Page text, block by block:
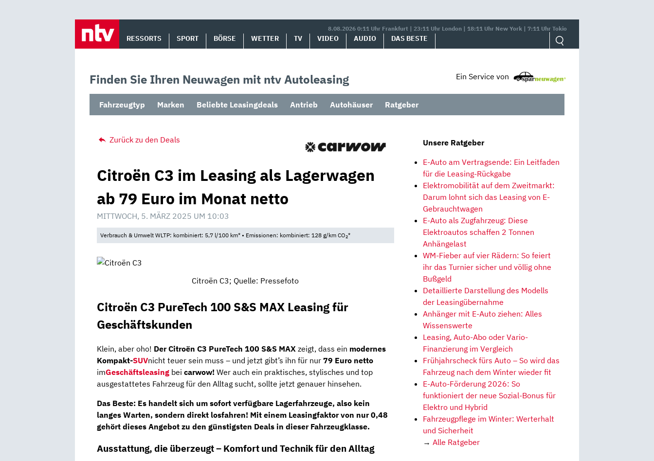
8.08.2026 0:11 Uhr Frankfurt | 23:11 Uhr London | 18:11 Uhr New York | 7:11 Uhr Tokio
RESSORTS SPORT BÖRSE WETTER TV VIDEO AUDIO DAS BESTE
Finden Sie Ihren Neuwagen mit ntv Autoleasing Ein Service von
Fahrzeugtyp Marken Beliebte Leasingdeals Antrieb Autohäuser Ratgeber
Zurück zu den Deals
Citroën C3 im Leasing als Lagerwagen
ab 79 Euro im Monat netto
MITTWOCH, 5. MÄRZ 2025 UM 10:03
Verbrauch & Umwelt WLTP: kombiniert: 5,7 l/100 km* • Emissionen: kombiniert: 128 g/km CO2*
Citroën C3; Quelle: Pressefoto
Citroën C3 PureTech 100 S&S MAX Leasing für
Geschäftskunden
Klein, aber oho! Der Citroën C3 PureTech 100 S&S MAX zeigt, dass ein modernes
Kompakt-SUVnicht teuer sein muss – und jetzt gibt’s ihn für nur 79 Euro netto
imGeschäftsleasing bei carwow! Wer auch ein praktisches, stylisches und top
ausgestattetes Fahrzeug für den Alltag sucht, sollte jetzt genauer hinsehen.
Das Beste: Es handelt sich um sofort verfügbare Lagerfahrzeuge, also kein
langes Warten, sondern direkt losfahren! Mit einem Leasingfaktor von nur 0,48
gehört dieses Angebot zu den günstigsten Deals in dieser Fahrzeugklasse.
Ausstattung, die überzeugt – Komfort und Technik für den Alltag
Unsere Ratgeber
E-Auto am Vertragsende: Ein Leitfaden
für die Leasing-Rückgabe
Elektromobilität auf dem Zweitmarkt:
Darum lohnt sich das Leasing von E-
Gebrauchtwagen
E-Auto als Zugfahrzeug: Diese
Elektroautos schaffen 2 Tonnen
Anhängelast
WM-Fieber auf vier Rädern: So feiert
ihr das Turnier sicher und völlig ohne
Bußgeld
Detaillierte Darstellung des Modells
der Leasingübernahme
Anhänger mit E-Auto ziehen: Alles
Wissenswerte
Leasing, Auto-Abo oder Vario-
Finanzierung im Vergleich
Frühjahrscheck fürs Auto – So wird das
Fahrzeug nach dem Winter wieder fit
E-Auto-Förderung 2026: So
funktioniert der neue Sozial-Bonus für
Elektro und Hybrid
Fahrzeugpflege im Winter: Werterhalt
und Sicherheit
→ Alle Ratgeber